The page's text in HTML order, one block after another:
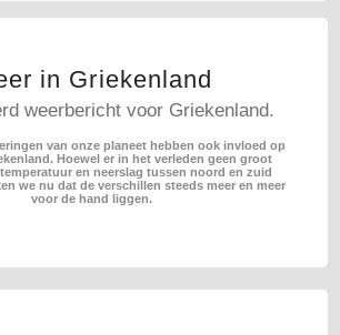
in Griekenland
weerbericht voor Griekenland.
van onze planeet hebben ook invloed op
Hoewel er in het verleden geen groot
en neerslag tussen noord en zuid
we nu dat de verschillen steeds meer en meer
voor de hand liggen.